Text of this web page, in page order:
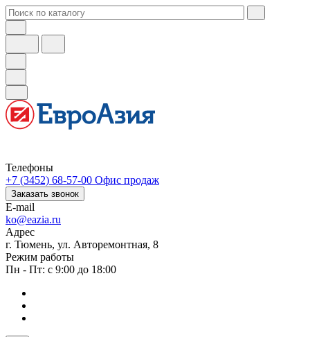
Телефоны
+7 (3452) 68-57-00 Офис продаж
Заказать звонок
E-mail
ko@eazia.ru
Адрес
г. Тюмень, ул. Авторемонтная, 8
Режим работы
Пн - Пт: с 9:00 до 18:00